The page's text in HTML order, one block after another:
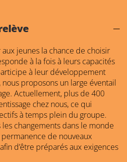
jeunes la chance de choisir
à la fois à leurs capacités
à leur développement
proposons un large éventail
Actuellement, plus de 400
chez nous, ce qui
à temps plein du groupe.
changements dans le monde
de nouveaux
d’être préparés aux exigences